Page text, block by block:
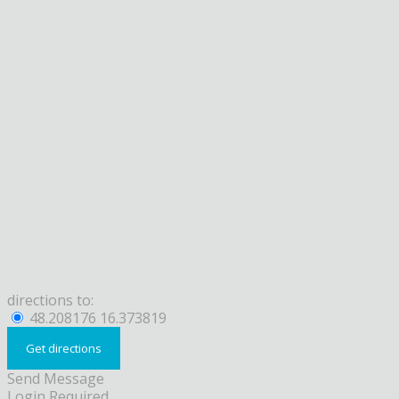
directions to:
48.208176 16.373819
Send Message